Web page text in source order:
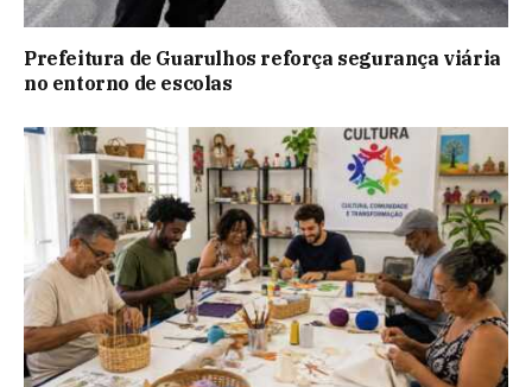
Prefeitura de Guarulhos reforça segurança viária
no entorno de escolas